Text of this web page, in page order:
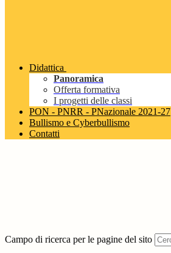
Didattica
Panoramica
Offerta formativa
I progetti delle classi
PON - PNRR - PNazionale 2021-27
Bullismo e Cyberbullismo
Contatti
Campo di ricerca per le pagine del sito